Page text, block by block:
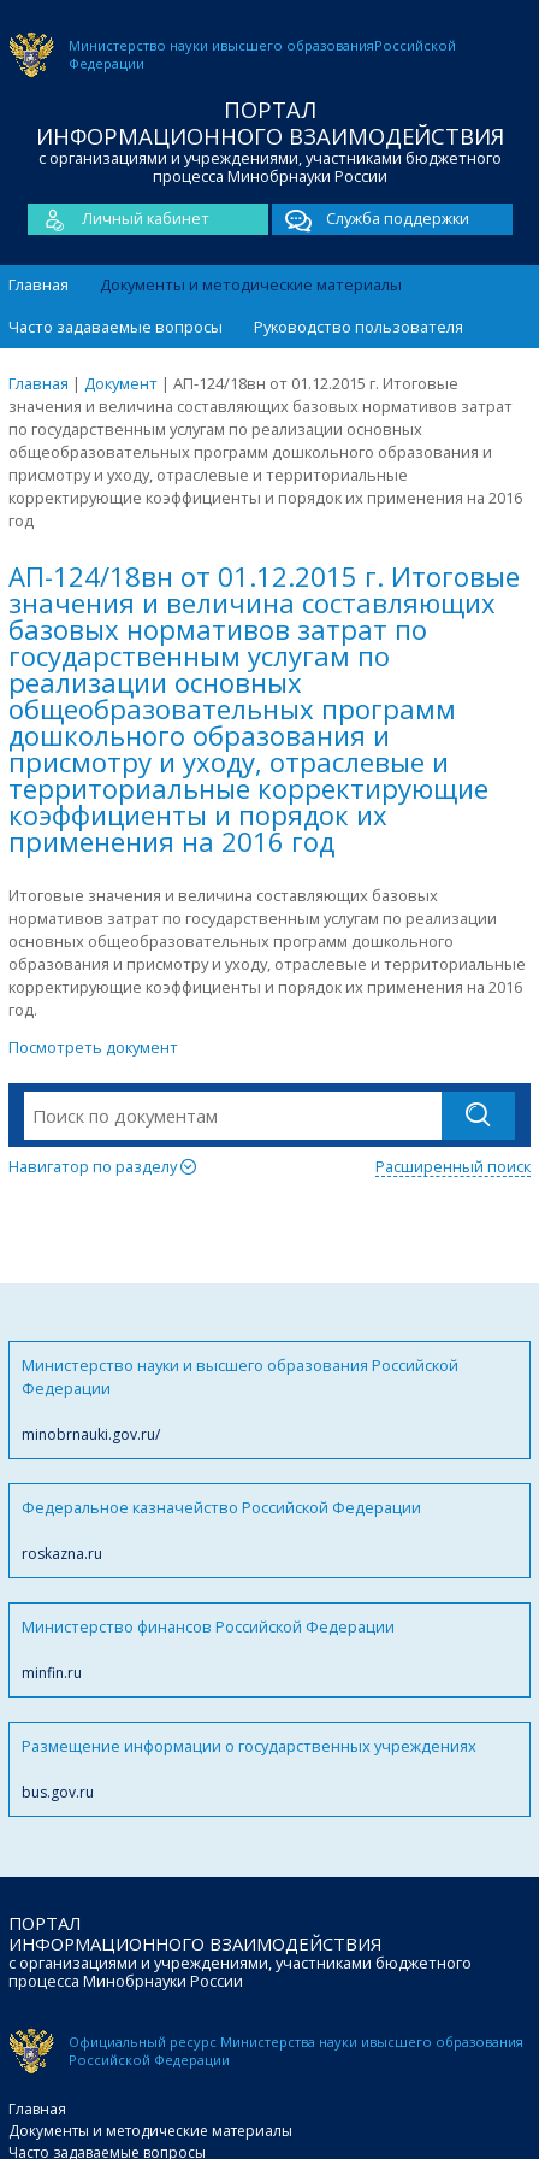
Министерство науки ивысшего образованияРоссийской
Федерации
ПОРТАЛ
ИНФОРМАЦИОННОГО ВЗАИМОДЕЙСТВИЯ
с организациями и учреждениями, участниками бюджетного
процесса Минобрнауки России
Личный кабинет
Служба поддержки
Главная
Документы и методические материалы
Часто задаваемые вопросы
Руководство пользователя
Главная | Документ | АП-124/18вн от 01.12.2015 г. Итоговые
значения и величина составляющих базовых нормативов затрат
по государственным услугам по реализации основных
общеобразовательных программ дошкольного образования и
присмотру и уходу, отраслевые и территориальные
корректирующие коэффициенты и порядок их применения на 2016
год
АП-124/18вн от 01.12.2015 г. Итоговые
значения и величина составляющих
базовых нормативов затрат по
государственным услугам по
реализации основных
общеобразовательных программ
дошкольного образования и
присмотру и уходу, отраслевые и
территориальные корректирующие
коэффициенты и порядок их
применения на 2016 год
Итоговые значения и величина составляющих базовых
нормативов затрат по государственным услугам по реализации
основных общеобразовательных программ дошкольного
образования и присмотру и уходу, отраслевые и территориальные
корректирующие коэффициенты и порядок их применения на 2016
год.
Посмотреть документ
Навигатор по разделу Расширенный поиск
Министерство науки и высшего образования Российской
Федерации
minobrnauki.gov.ru/
Федеральное казначейство Российской Федерации
roskazna.ru
Министерство финансов Российской Федерации
minfin.ru
Размещение информации о государственных учреждениях
bus.gov.ru
ПОРТАЛ
ИНФОРМАЦИОННОГО ВЗАИМОДЕЙСТВИЯ
с организациями и учреждениями, участниками бюджетного
процесса Минобрнауки России
Официальный ресурс Министерства науки ивысшего образования
Российской Федерации
Главная
Документы и методические материалы
Часто задаваемые вопросы